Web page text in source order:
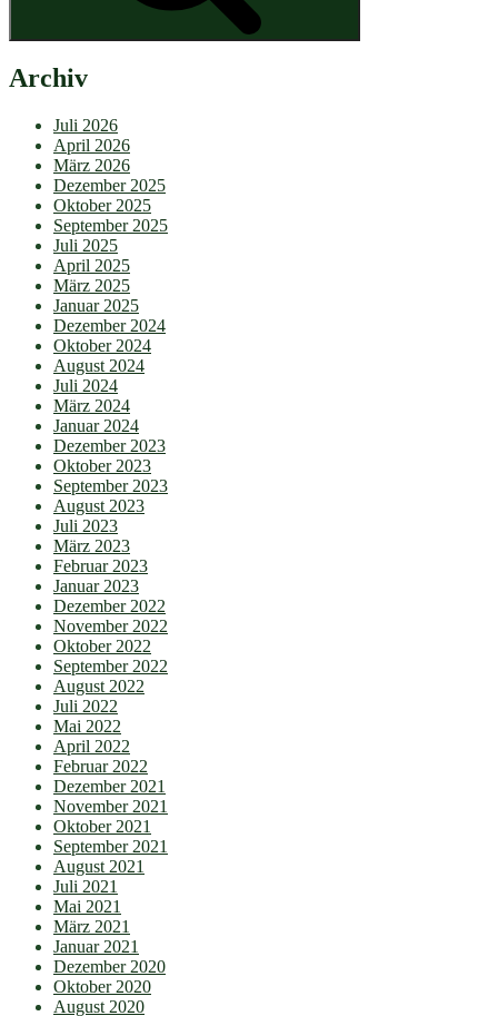
Archiv
Juli 2026
April 2026
März 2026
Dezember 2025
Oktober 2025
September 2025
Juli 2025
April 2025
März 2025
Januar 2025
Dezember 2024
Oktober 2024
August 2024
Juli 2024
März 2024
Januar 2024
Dezember 2023
Oktober 2023
September 2023
August 2023
Juli 2023
März 2023
Februar 2023
Januar 2023
Dezember 2022
November 2022
Oktober 2022
September 2022
August 2022
Juli 2022
Mai 2022
April 2022
Februar 2022
Dezember 2021
November 2021
Oktober 2021
September 2021
August 2021
Juli 2021
Mai 2021
März 2021
Januar 2021
Dezember 2020
Oktober 2020
August 2020